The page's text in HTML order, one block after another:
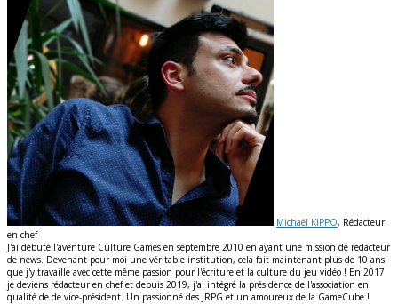
Michaël KIPPO, Rédacteur
en chef
J'ai débuté l'aventure Culture Games en septembre 2010 en ayant une mission de rédacteur
de news. Devenant pour moi une véritable institution, cela fait maintenant plus de 10 ans
que j'y travaille avec cette même passion pour l'écriture et la culture du jeu vidéo ! En 2017
je deviens rédacteur en chef et depuis 2019, j'ai intégré la présidence de l'association en
qualité de de vice-président. Un passionné des JRPG et un amoureux de la GameCube !